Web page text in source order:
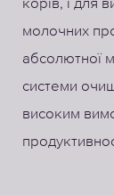
молочних
абсолютної
системи
високим